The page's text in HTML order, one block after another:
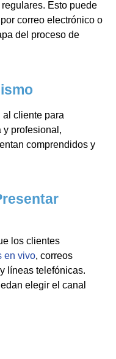
Esto puede
correo electrónico o
del proceso de
cliente para
y profesional,
comprendidos y
los clientes
en vivo, correos
líneas telefónicas.
elegir el canal